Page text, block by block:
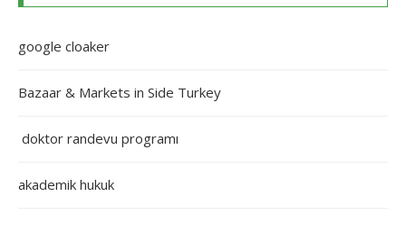
google cloaker
Bazaar & Markets in Side Turkey
doktor randevu programı
akademik hukuk